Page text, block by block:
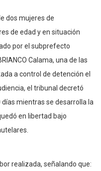
dos mujeres de
de edad y en situación
por el subprefecto
Calama, una de las
a control de detención el
el tribunal decretó
mientras se desarrolla la
en libertad bajo
realizada, señalando que: